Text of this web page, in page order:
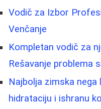
Vodič za Izbor
Venčanje
Kompletan vodič za
Rešavanje problema
Najbolja zimska
hidrataciju i ishranu